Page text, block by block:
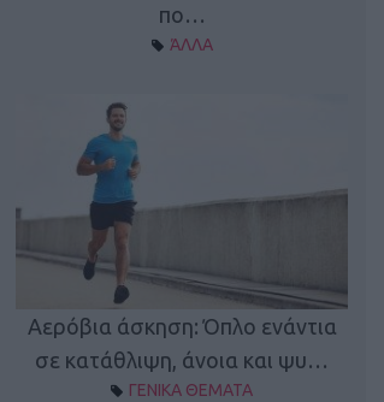
πο…
ΆΛΛΑ
Αερόβια άσκηση: Όπλο ενάντια
σε κατάθλιψη, άνοια και ψυ…
ΓΕΝΙΚΑ ΘΕΜΑΤΑ